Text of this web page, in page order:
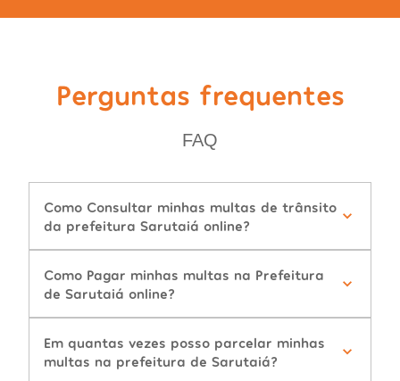
Perguntas frequentes
FAQ
Como Consultar minhas multas de trânsito
da prefeitura Sarutaiá online?
Como Pagar minhas multas na Prefeitura
de Sarutaiá online?
Em quantas vezes posso parcelar minhas
multas na prefeitura de Sarutaiá?